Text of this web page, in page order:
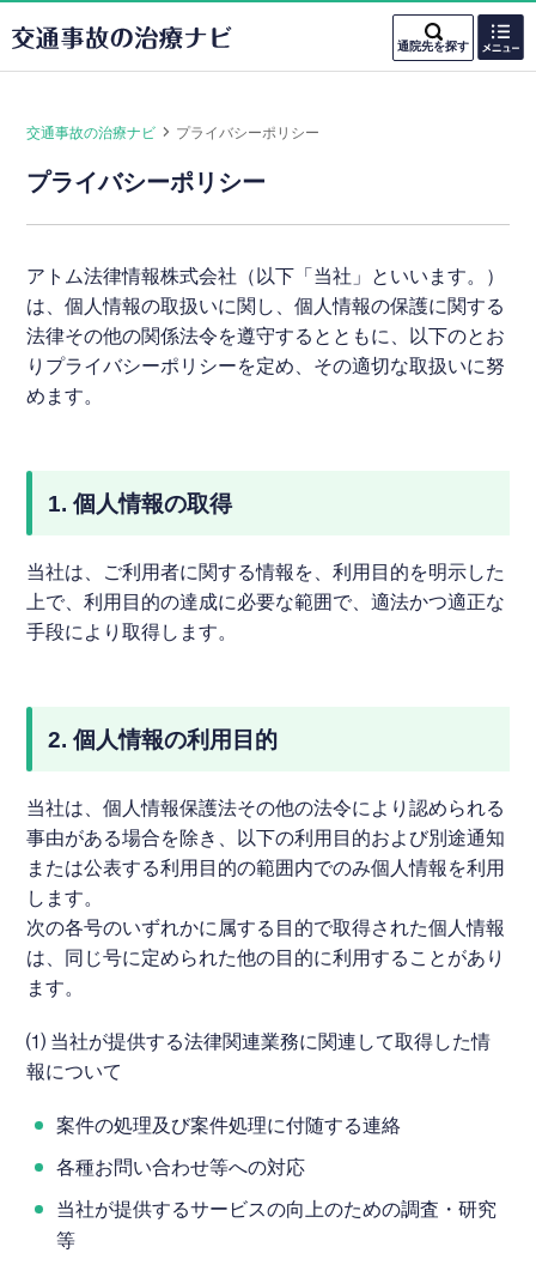
通院先を探す
通院先の選び方
通院時の注意点
通院と後遺障害
交通事故の治療ナビ -
プライバシーポリシー
プライバシーポリシー
アトム法律情報株式会社（以下「当社」といいます。）
は、個人情報の取扱いに関し、個人情報の保護に関する
法律その他の関係法令を遵守するとともに、以下のとお
りプライバシーポリシーを定め、その適切な取扱いに努
めます。
1. 個人情報の取得
当社は、ご利用者に関する情報を、利用目的を明示した
上で、利用目的の達成に必要な範囲で、適法かつ適正な
手段により取得します。
2. 個人情報の利用目的
当社は、個人情報保護法その他の法令により認められる
事由がある場合を除き、以下の利用目的および別途通知
または公表する利用目的の範囲内でのみ個人情報を利用
します。
次の各号のいずれかに属する目的で取得された個人情報
は、同じ号に定められた他の目的に利用することがあり
ます。
⑴ 当社が提供する法律関連業務に関連して取得した情
報について
案件の処理及び案件処理に付随する連絡
各種お問い合わせ等への対応
当社が提供するサービスの向上のための調査・研究
等